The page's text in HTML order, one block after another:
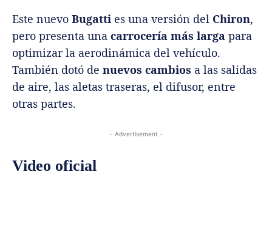
Este nuevo Bugatti es una versión del Chiron,
pero presenta una carrocería más larga para
optimizar la aerodinámica del vehículo.
También dotó de nuevos cambios a las salidas
de aire, las aletas traseras, el difusor, entre
otras partes.
- Advertisement -
Video oficial